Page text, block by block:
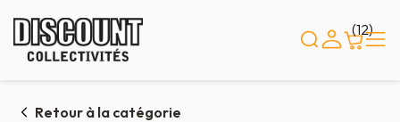
(12)
Retour à la catégorie